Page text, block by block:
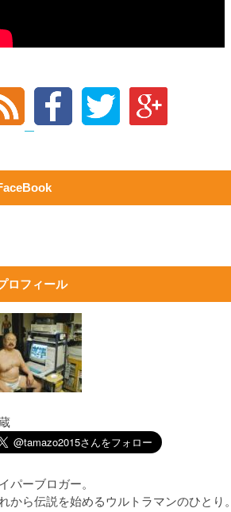
ロフィール
パーブロガー。
から伝説を始めるウルトラマンのひとり。